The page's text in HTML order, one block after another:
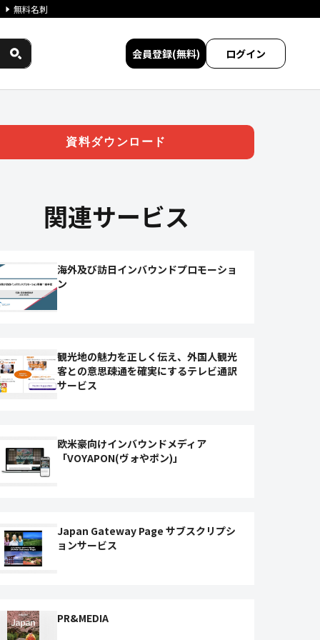
無料名刺
会員登録(無料) ログイン
資料ダウンロード
関連サービス
海外及び訪日インバウンドプロモーショ
ン
観光地の魅力を正しく伝え、外国人観光
客との意思疎通を確実にするテレビ通訳
サービス
欧米豪向けインバウンドメディア
「VOYAPON(ヴォやポン)」
Japan Gateway Page サブスクリプシ
ョンサービス
PR&MEDIA